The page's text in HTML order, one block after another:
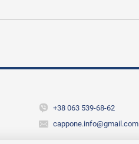
+38 063 539-68-62
cappone.info@gmail.com